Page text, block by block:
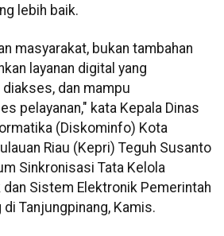
lebih baik.
masyarakat, bukan tambahan
layanan digital yang
dan mampu
pelayanan," kata Kepala Dinas
(Diskominfo) Kota
Riau (Kepri) Teguh Susanto
Sinkronisasi Tata Kelola
Sistem Elektronik Pemerintah
Tanjungpinang, Kamis.